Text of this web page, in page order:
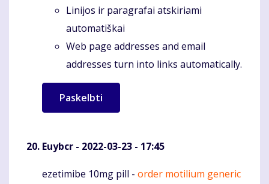
Linijos ir paragrafai atskiriami
automatiškai
Web page addresses and email
addresses turn into links automatically.
Euybcr - 2022-03-23 - 17:45
Komentaras
ezetimibe 10mg pill - order motilium generic